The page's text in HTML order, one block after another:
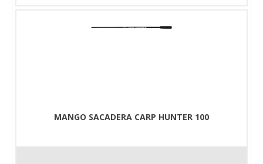
MANGO SACADERA CARP HUNTER 100